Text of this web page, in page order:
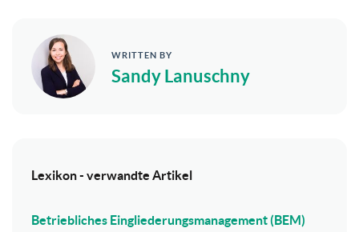
WRITTEN BY
Sandy Lanuschny
Lexikon - verwandte Artikel
Betriebliches Eingliederungsmanagement (BEM)